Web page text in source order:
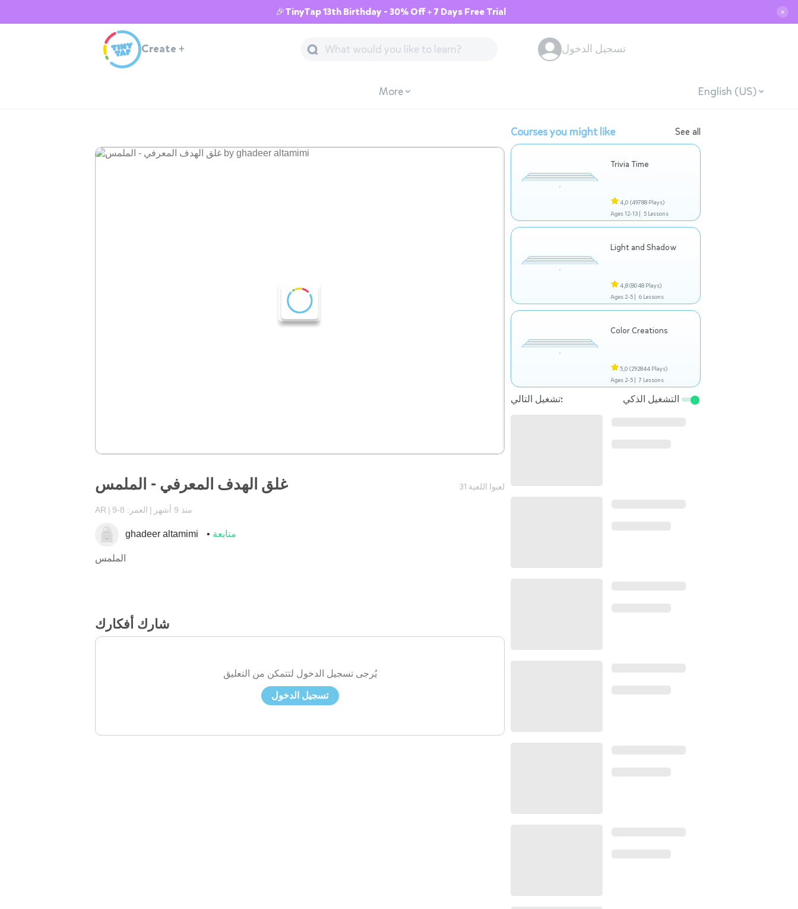
🎉TinyTap 13th Birthday - 30% Off + 7 Days Free Trial ✕
Create + تسجيل الدخول
More English (US)
غلق الهدف المعرفي - الملمس 31 لعبوا اللعبة
AR العمر: 8-9 منذ 9 أشهر
ghadeer altamimi متابعة
الملمس
شارك أفكارك
يُرجى تسجيل الدخول لتتمكن من التعليق
تسجيل الدخول
Courses you might like See all
Trivia Time
4,0 (49788 Plays)
Ages 12-13 | 5 Lessons
Light and Shadow
4,8(8048 Plays)
Ages 2-5 | 6 Lessons
Color Creations
5,0 (292844 Plays)
Ages 2-5 | 7 Lessons
تشغيل التالي: